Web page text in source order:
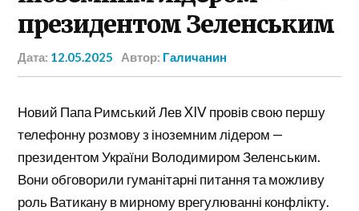
президентом Зеленським
Дата: 12.05.2025 Автор: Галичанин
Новий Папа Римський Лев XIV провів свою першу
телефонну розмову з іноземним лідером —
президентом України Володимиром Зеленським.
Вони обговорили гуманітарні питання та можливу
роль Ватикану в мирному врегулюванні конфлікту.